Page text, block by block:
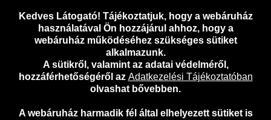
Adatvédelem
Adatkezelési Tájékoztató
Adathozzáférési Kérelem
Általános Szerződési Feltételek
Kedves Látogató! Tájékoztatjuk, hogy a webáruház
használatával Ön hozzájárul ahhoz, hogy a
webáruház működéséhez szükséges sütiket
alkalmazunk.
A sütikről, valamint az adatai védelméről,
hozzáférhetőségéről az Adatkezelési Tájékoztatóban
olvashat bővebben.
A webáruház harmadik fél által elhelyezett sütiket is